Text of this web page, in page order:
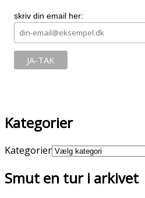
skriv din email her:
Kategorier
Kategorier
Smut en tur i arkivet